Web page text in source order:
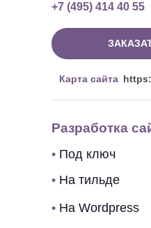
+7 (495) 414 40 55
Карта сайта
Разработка
• Под ключ
• На тильде
• На Wordpress